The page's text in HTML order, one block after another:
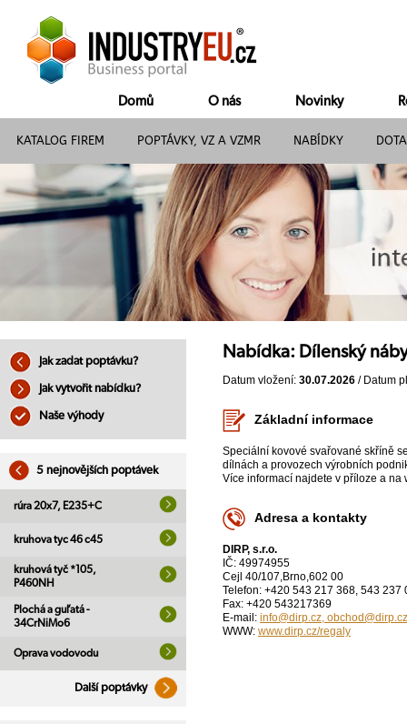
Domů O nás Novinky
KATALOG FIREM POPTÁVKY, VZ A VZMR NABÍDKY
Jak zadat poptávku?
Jak vytvořit nabídku?
Naše výhody
5 nejnovějších poptávek
rúra 20x7, E235+C
kruhova tyc 46 c45
kruhová tyč *105,
P460NH
Plochá a guľatá -
34CrNiMo6
Oprava vodovodu
Další poptávky
Nabídka: Dílenský
Datum vložení: 30.07.2026 / Datum
Základní informace
Speciální kovové svařované skříně
dílnách a provozech výrobních
Více informací najdete v příloze a na
Adresa a kontakty
DIRP, s.r.o.
IČ: 49974955
Cejl 40/107,Brno,602 00
Telefon: +420 543 217 368, 543 237
Fax: +420 543217369
E-mail: info@dirp.cz, obchod@dirp.cz
WWW: www.dirp.cz/regaly